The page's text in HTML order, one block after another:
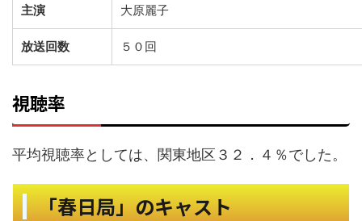
主演 大原麗子
放送回数 ５０回
視聴率
平均視聴率としては、関東地区３２．４％でした。
「春日局」のキャスト